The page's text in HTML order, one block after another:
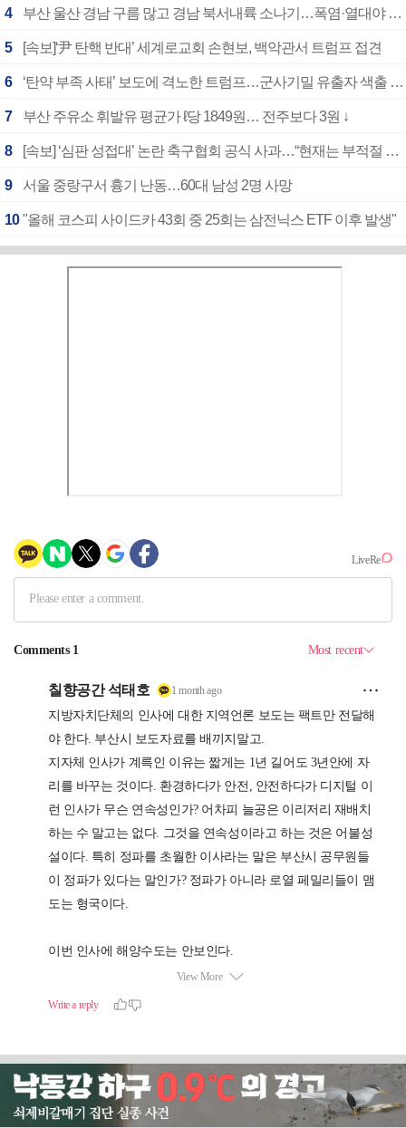
4 부산 울산 경남 구름 많고 경남 북서내륙 소나기…폭염·열대야 계속
5 [속보]‘尹 탄핵 반대’ 세계로교회 손현보, 백악관서 트럼프 접견
6 ‘탄약 부족 사태’ 보도에 격노한 트럼프…군사기밀 유출자 색출 지시
7 부산 주유소 휘발유 평균가 ℓ당 1849원… 전주보다 3원 ↓
8 [속보] ‘심판 성접대’ 논란 축구협회 공식 사과…“현재는 부적절 행위 없어”
9 서울 중랑구서 흉기 난동…60대 남성 2명 사망
10 "올해 코스피 사이드카 43회 중 25회는 삼전닉스 ETF 이후 발생"